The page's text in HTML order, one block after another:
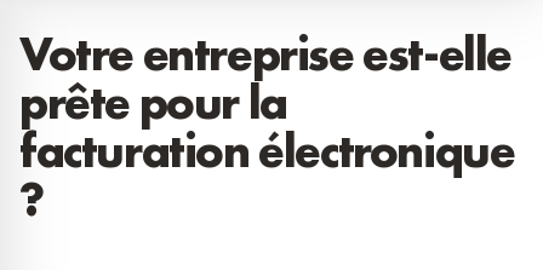
Votre entreprise est-elle
prête pour la
facturation électronique
?